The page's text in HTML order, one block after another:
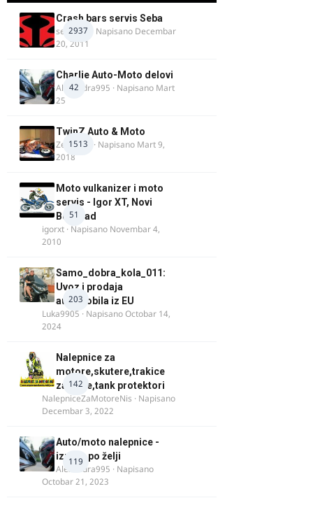
2937
Crash bars servis Seba
seba011 · Napisano Decembar
20, 2011
42
Charlie Auto-Moto delovi
Alexandra995 · Napisano Mart
25
1513
TwinZ Auto & Moto
Zeljkamp · Napisano Mart 9,
2018
51
Moto vulkanizer i moto
servis - Igor XT, Novi
Beograd
igorxt · Napisano Novembar 4,
2010
203
Samo_dobra_kola_011:
Uvoz i prodaja
automobila iz EU
Luka9905 · NapisanoOctobar 14,
2024
142
Nalepnice za
motore,skutere,trakice
za felne,tank protektori
NalepniceZaMotoreNis · Napisano
Decembar 3, 2022
119
Auto/moto nalepnice -
izrada po želji
Alexandra995 · Napisano
Octobar 21, 2023